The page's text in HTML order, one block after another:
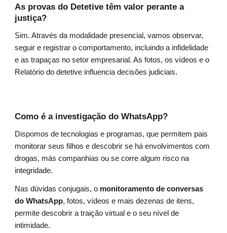
As provas do Detetive têm valor perante a
justiça?
Sim. Através da modalidade presencial, vamos observar,
seguir e registrar o comportamento, incluindo a infidelidade
e as trapaças no setor empresarial. As fotos, os vídeos e o
Relatório do detetive influencia decisões judiciais.
Como é a investigação do WhatsApp?
Dispomos de tecnologias e programas, que permitem pais
monitorar seus filhos e descobrir se há envolvimentos com
drogas, más companhias ou se corre algum risco na
integridade.
Nas dúvidas conjugais, o monitoramento de conversas
do WhatsApp, fotos, vídeos e mais dezenas de itens,
permite descobrir a traição virtual e o seu nível de
intimidade.